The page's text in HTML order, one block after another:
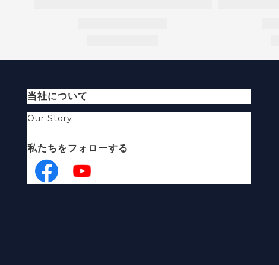
当社について
Our Story
私たちをフォローする